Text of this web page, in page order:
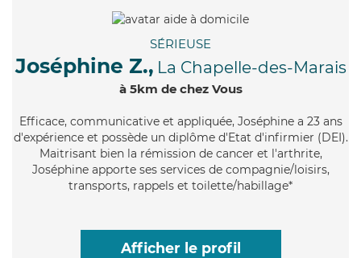
SÉRIEUSE
Joséphine Z., La Chapelle-des-Marais
à 5km de chez Vous
Efficace, communicative et appliquée, Joséphine a 23 ans
d'expérience et possède un diplôme d'Etat d'infirmier (DEI).
Maitrisant bien la rémission de cancer et l'arthrite,
Joséphine apporte ses services de compagnie/loisirs,
transports, rappels et toilette/habillage*
Afficher le profil